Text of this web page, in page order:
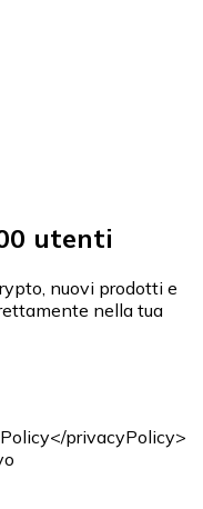
utenti
nuovi prodotti e
nella tua
privacyPolicy>